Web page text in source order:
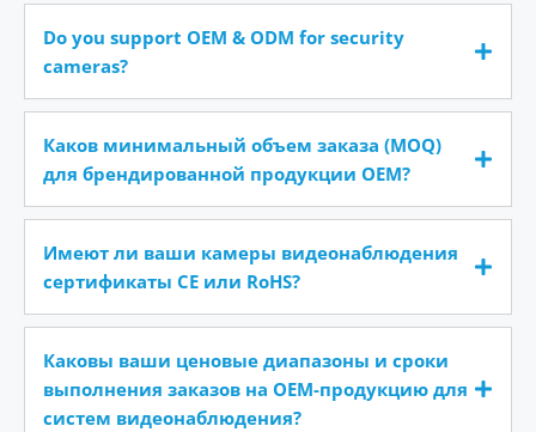
Do you support OEM & ODM for security
cameras?
Каков минимальный объем заказа (MOQ)
для брендированной продукции OEM?
Имеют ли ваши камеры видеонаблюдения
сертификаты CE или RoHS?
Каковы ваши ценовые диапазоны и сроки
выполнения заказов на OEM-продукцию для
систем видеонаблюдения?